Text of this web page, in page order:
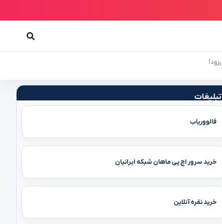
تبلیغات
فالووریاب
خرید سرور اچ پی ماهان شبکه ایرانیان
خرید نقره آنلاین